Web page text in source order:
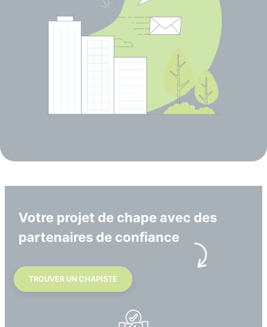
Votre projet de chape avec des
partenaires de confiance
TROUVER UN CHAPISTE